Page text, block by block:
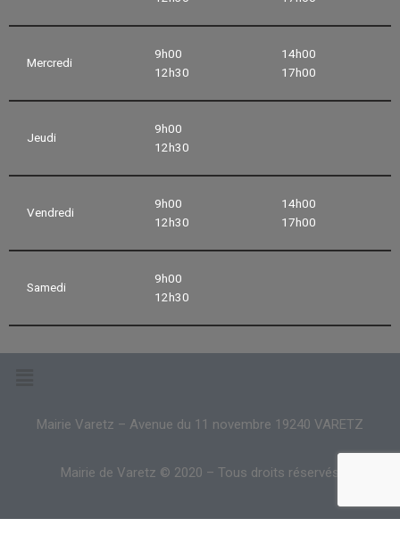
Mercredi
9h00
12h30
14h00
17h00
Jeudi
9h00
12h30
Vendredi
9h00
12h30
14h00
17h00
Samedi
9h00
12h30
Mairie Varetz – Avenue du 11 novembre 19240 VARETZ
Mairie de Varetz © 2020 – Tous droits réservés